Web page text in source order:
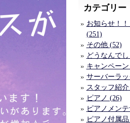
カテゴリー
お知らせ！！
(251)
その他 (52)
どうなんで
キャンペーン
サーバーラ
スタッフ紹介
ピアノ (26)
ピアノメン
ピアノ付属